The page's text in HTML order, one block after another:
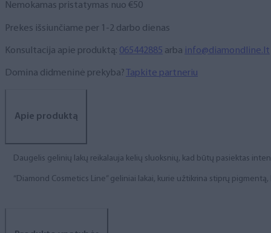
Nemokamas pristatymas nuo €50
Prekes išsiunčiame per 1-2 darbo dienas
Konsultacija apie produktą: 065442885 arba info@diamondline.lt
Domina didmeninė prekyba? Tapkite partneriu
Apie produktą
Daugelis gelinių lakų reikalauja kelių sluoksnių, kad būtų pasiektas
“Diamond Cosmetics Line” geliniai lakai, kurie užtikrina stiprų